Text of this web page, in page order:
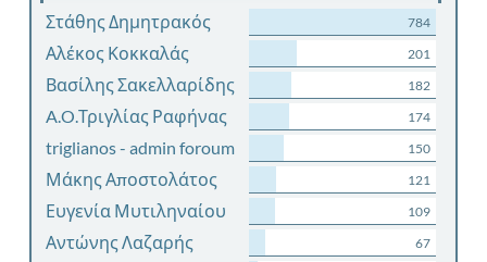
Στάθης Δημητρακός 784
Αλέκος Κοκκαλάς 201
Βασίλης Σακελλαρίδης 182
A.O.Τριγλίας Ραφήνας 174
triglianos - admin foroum 150
Μάκης Αποστολάτος 121
Ευγενία Μυτιληναίου 109
Αντώνης Λαζαρής 67